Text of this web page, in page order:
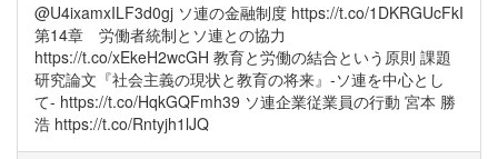
@U4ixamxILF3d0gj ソ連の金融制度 https://t.co/1DKRGUcFkI
第14章 労働者統制とソ連との協力
https://t.co/xEkeH2wcGH 教育と労働の結合という原則 課題
研究論文『社会主義の現状と教育の将来』-ソ連を中心とし
て- https://t.co/HqkGQFmh39 ソ連企業従業員の行動 宮本 勝
浩 https://t.co/Rntyjh1lJQ